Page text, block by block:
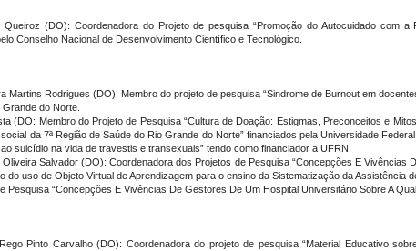
(DO): Coordenadora do Projeto de pesquisa “Promoção do Autocuidado com
Conselho Nacional de Desenvolvimento Científico e Tecnológico.
Martins Rodrigues (DO): Membro do projeto de pesquisa “Sindrome de Burnout em
do Norte.
(DO: Membro do Projeto de Pesquisa “Cultura de Doação: Estigmas, Preconceitos e
da 7ª Região de Saúde do Rio Grande do Norte” financiados pela Universidade
suicídio na vida de travestis e transexuais” tendo como financiador a UFRN.
Salvador (DO): Coordenadora dos Projetos de Pesquisa “Concepções E
do uso de Objeto Virtual de Aprendizagem para o ensino da Sistematização da
Pesquisa “Concepções E Vivências De Gestores De Um Hospital Universitário Sobre A
Pinto Carvalho (DO): Coordenadora do projeto de pesquisa “Material Educativo